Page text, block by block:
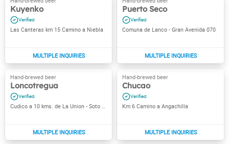
Kuyenko
Las Canteras km 15 Camino a Niebla
Puerto Seco
Comuna de Lanco - Gran Avenida 070
Loncotregua Chucao
Km 6 Camino a Angachilla